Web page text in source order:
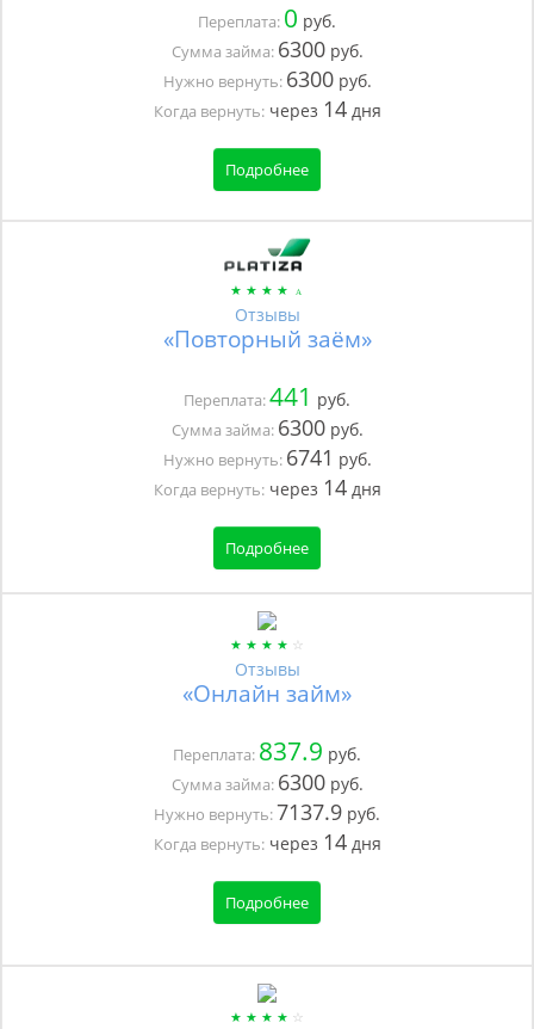
Переплата: 0 руб.
Сумма займа: 6300руб.
Нужно вернуть: 6300руб.
Когда вернуть:через 14дня
Подробнее
Отзывы
«Повторный заём»
Переплата:441 руб.
Сумма займа: 6300руб.
Нужно вернуть: 6741 руб.
Когда вернуть:через 14дня
Подробнее
Отзывы
«Онлайн займ»
Переплата: 837.9 руб.
Сумма займа: 6300руб.
Нужно вернуть:7137.9 руб.
Когда вернуть:через 14дня
Подробнее